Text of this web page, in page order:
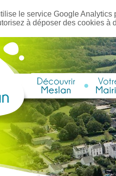
le service Google
à déposer des cookies